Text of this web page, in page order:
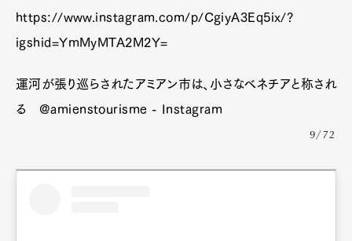
https://www.instagram.com/p/CgiyA3Eq5ix/?
igshid=YmMyMTA2M2Y=
運河が張り巡らされたアミアン市は、小さなベネチアと称され
る @amienstourisme - Instagram
9/72